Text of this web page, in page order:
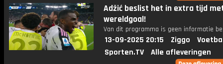
Adžić beslist het in extra tijd
wereldgoal!
Van dit programma is geen informatie
13-09-2025 20:15 Ziggo
Sporten.TV
Alle afleveringen